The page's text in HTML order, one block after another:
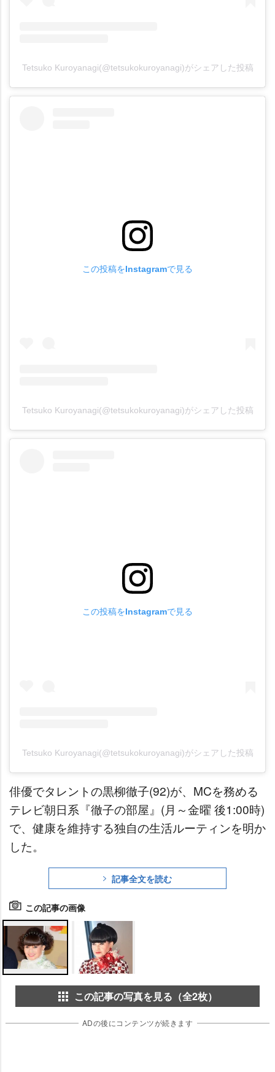
Tetsuko Kuroyanagi(@tetsukokuroyanagi)がシェアした投稿
この投稿をInstagramで見る
Tetsuko Kuroyanagi(@tetsukokuroyanagi)がシェアした投稿
この投稿をInstagramで見る
Tetsuko Kuroyanagi(@tetsukokuroyanagi)がシェアした投稿
俳優でタレントの黒柳徹子(92)が、MCを務める
テレビ朝日系『徹子の部屋』(月～金曜 後1:00時)
で、健康を維持する独自の生活ルーティンを明か
した。
記事全文を読む
この記事の画像
この記事の写真を見る（全2枚）
ADの後にコンテンツが続きます